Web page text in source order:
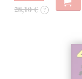
28,10 € ?